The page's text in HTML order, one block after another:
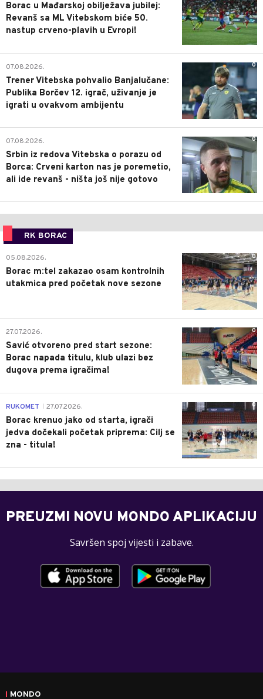
Borac u Mađarskoj obilježava jubilej:
Revanš sa ML Vitebskom biće 50.
nastup crveno-plavih u Evropi!
0
07.08.2026.
Trener Vitebska pohvalio Banjalučane:
Publika Borčev 12. igrač, uživanje je
igrati u ovakvom ambijentu
0
07.08.2026.
Srbin iz redova Vitebska o porazu od
Borca: Crveni karton nas je poremetio,
ali ide revanš - ništa još nije gotovo
RK BORAC
0
05.08.2026.
Borac m:tel zakazao osam kontrolnih
utakmica pred početak nove sezone
0
27.07.2026.
Savić otvoreno pred start sezone:
Borac napada titulu, klub ulazi bez
dugova prema igračima!
0
RUKOMET 27.07.2026.
Borac krenuo jako od starta, igrači
jedva dočekali početak priprema: Cilj se
zna - titula!
PREUZMI NOVU MONDO APLIKACIJU
Savršen spoj vijesti i zabave.
MONDO